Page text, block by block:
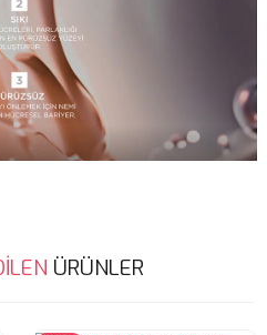
açıklamalarında ve diğer
öneri formunu kullanarak
ÜRÜNLER